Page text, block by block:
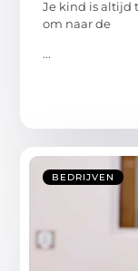
Je kind is altijd
om naar de
...
BEDRIJVEN